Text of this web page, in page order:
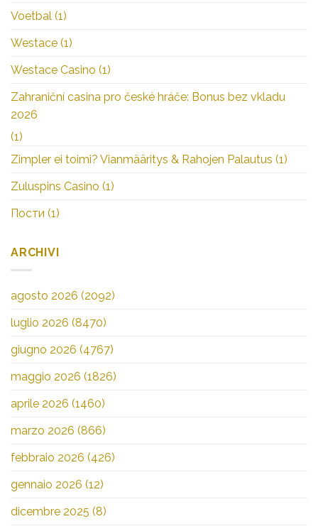
Voetbal (1)
Westace (1)
Westace Casino (1)
Zahraniční casina pro české hráče: Bonus bez vkladu
2026
(1)
Zimpler ei toimi? Vianmääritys & Rahojen Palautus (1)
Zuluspins Casino (1)
Пости (1)
ARCHIVI
agosto 2026 (2092)
luglio 2026 (8470)
giugno 2026 (4767)
maggio 2026 (1826)
aprile 2026 (1460)
marzo 2026 (866)
febbraio 2026 (426)
gennaio 2026 (12)
dicembre 2025 (8)